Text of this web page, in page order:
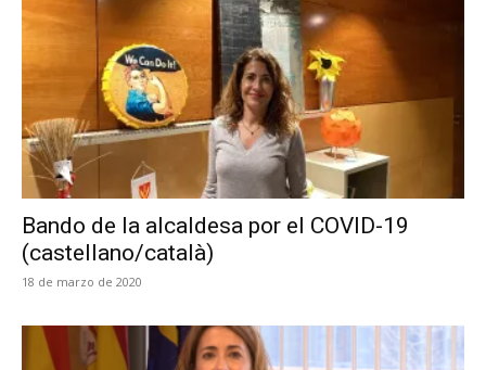
Bando de la alcaldesa por el COVID-19
(castellano/català)
18 de marzo de 2020